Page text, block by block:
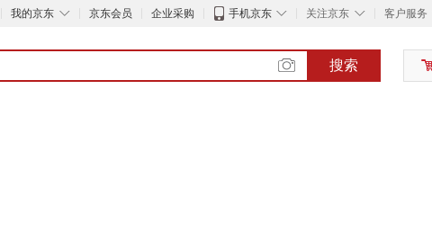
◇
我的京东 京东会员 企业采购 ◇
手机京东 ◇
关注京东 客户服务
搜索